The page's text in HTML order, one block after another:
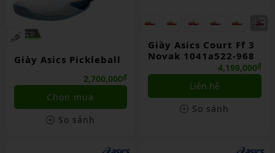
Giày Asics Pickleball
2,700,000₫
Chọn mua
So sánh
Giày Asics Court Ff 3
Novak 1041a522-968
4,199,000₫
Liên hệ
So sánh